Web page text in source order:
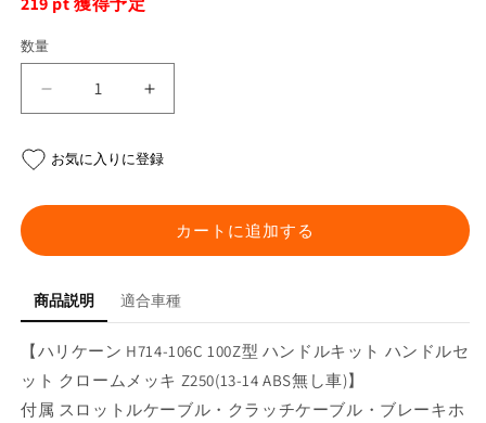
数量
ハ
ド
セ
ト
ロ
ー
ム
100Z
ハ
ド
セ
ト
ロ
ー
ム
お気に入りに登録
カートに追加する
商品説明 適合車種
【ハリケーン H714-106C 100Z型 ハンドルキット ハンドルセ
ット クロームメッキ Z250(13-14 ABS無し車)】
付属 スロットルケーブル・クラッチケーブル・ブレーキホ